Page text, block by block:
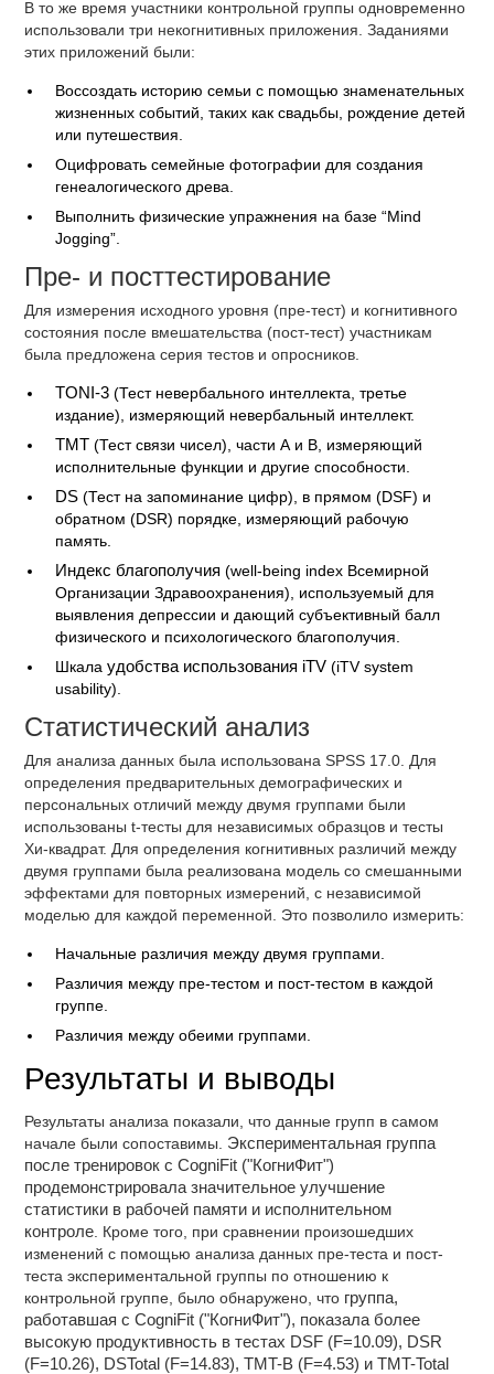
В то же время участники контрольной группы одновременно
использовали три некогнитивных приложения. Заданиями
этих приложений были:
Воссоздать историю семьи с помощью знаменательных
жизненных событий, таких как свадьбы, рождение детей
или путешествия.
Оцифровать семейные фотографии для создания
генеалогического древа.
Выполнить физические упражнения на базе “Mind
Jogging”.
Пре- и посттестирование
Для измерения исходного уровня (пре-тест) и когнитивного
состояния после вмешательства (пост-тест) участникам
была предложена серия тестов и опросников.
TONI-3 (Тест невербального интеллекта, третье
издание), измеряющий невербальный интеллект.
TMT (Тест связи чисел), части А и В, измеряющий
исполнительные функции и другие способности.
DS (Тест на запоминание цифр), в прямом (DSF) и
обратном (DSR) порядке, измеряющий рабочую
память.
Индекс благополучия (well-being index Всемирной
Организации Здравоохранения), используемый для
выявления депрессии и дающий субъективный балл
физического и психологического благополучия.
Шкалаудобства использования iTV (iTV system
usability).
Статистический анализ
Для анализа данных была использована SPSS 17.0. Для
определения предварительных демографических и
персональных отличий между двумя группами были
использованы t-тесты для независимых образцов и тесты
Хи-квадрат. Для определения когнитивных различий между
двумя группами была реализована модель со смешанными
эффектами для повторных измерений, с независимой
моделью для каждой переменной. Это позволило измерить:
Начальные различия между двумя группами.
Различия между пре-тестом и пост-тестом в каждой
группе.
Различия между обеими группами.
Результаты и выводы
Результаты анализа показали, что данные групп в самом
начале были сопоставимы. Экспериментальная группа
после тренировок с CogniFit ("КогниФит")
продемонстрировала значительное улучшение
статистики в рабочей памяти и исполнительном
контроле . Кроме того, при сравнении произошедших
изменений с помощью анализа данных пре-теста и пост-
теста экспериментальной группы по отношению к
контрольной группе, было обнаружено, что группа,
работавшая с CogniFit ("КогниФит"), показала более
высокую продуктивность в тестах DSF (F=10.09), DSR
(F=10.26), DSTotal (F=14.83), TMT-B (F=4.53) и TMT-Total